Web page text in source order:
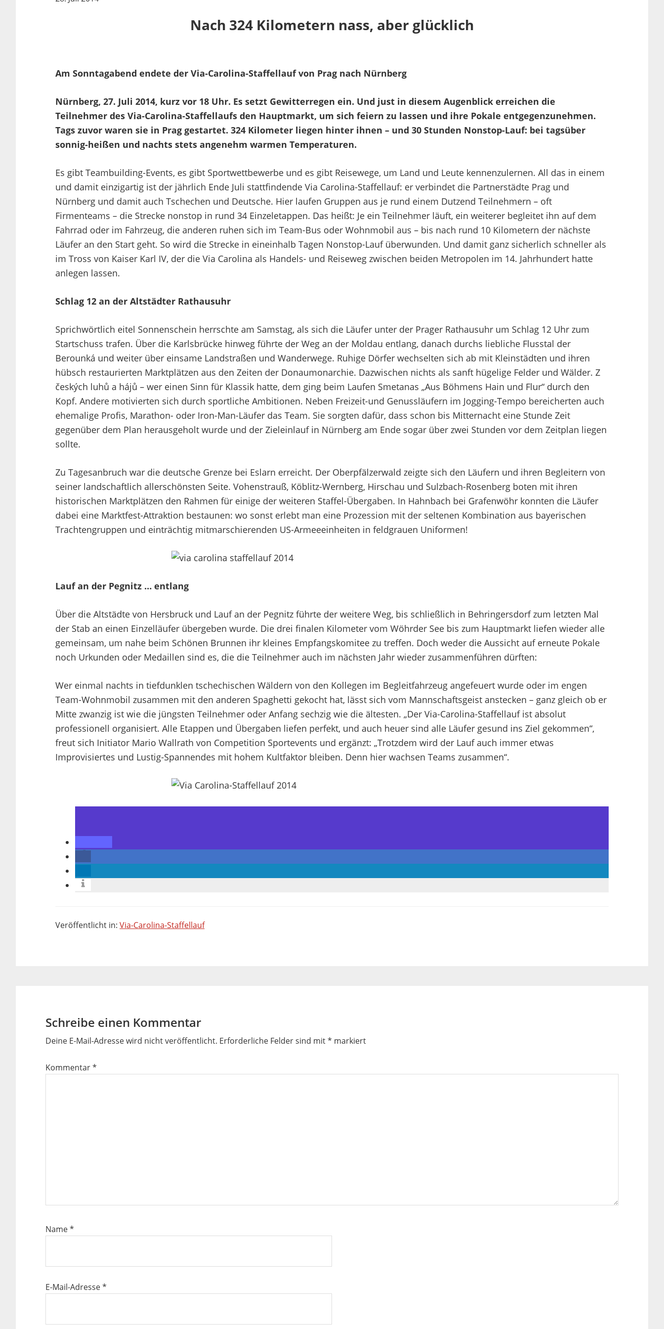
Nach 324 Kilometern nass, aber glücklich
Am Sonntagabend endete der Via-Carolina-Staffellauf von Prag nach Nürnberg
Nürnberg, 27. Juli 2014, kurz vor 18 Uhr. Es setzt Gewitterregen ein. Und just in diesem Augenblick erreichen die
Teilnehmer des Via-Carolina-Staffellaufs den Hauptmarkt, um sich feiern zu lassen und ihre Pokale entgegenzunehmen.
Tags zuvor waren sie in Prag gestartet. 324 Kilometer liegen hinter ihnen – und 30 Stunden Nonstop-Lauf: bei tagsüber
sonnig-heißen und nachts stets angenehm warmen Temperaturen.
Es gibt Teambuilding-Events, es gibt Sportwettbewerbe und es gibt Reisewege, um Land und Leute kennenzulernen. All das in einem
und damit einzigartig ist der jährlich Ende Juli stattfindende Via Carolina-Staffellauf: er verbindet die Partnerstädte Prag und
Nürnberg und damit auch Tschechen und Deutsche. Hier laufen Gruppen aus je rund einem Dutzend Teilnehmern – oft
Firmenteams – die Strecke nonstop in rund 34 Einzeletappen. Das heißt: Je ein Teilnehmer läuft, ein weiterer begleitet ihn auf dem
Fahrrad oder im Fahrzeug, die anderen ruhen sich im Team-Bus oder Wohnmobil aus – bis nach rund 10 Kilometern der nächste
Läufer an den Start geht. So wird die Strecke in eineinhalb Tagen Nonstop-Lauf überwunden. Und damit ganz sicherlich schneller als
im Tross von Kaiser Karl IV, der die Via Carolina als Handels- und Reiseweg zwischen beiden Metropolen im 14. Jahrhundert hatte
anlegen lassen.
Schlag 12 an der Altstädter Rathausuhr
Sprichwörtlich eitel Sonnenschein herrschte am Samstag, als sich die Läufer unter der Prager Rathausuhr um Schlag 12 Uhr zum
Startschuss trafen. Über die Karlsbrücke hinweg führte der Weg an der Moldau entlang, danach durchs liebliche Flusstal der
Berounká und weiter über einsame Landstraßen und Wanderwege. Ruhige Dörfer wechselten sich ab mit Kleinstädten und ihren
hübsch restaurierten Marktplätzen aus den Zeiten der Donaumonarchie. Dazwischen nichts als sanft hügelige Felder und Wälder. Z
českých luhů a hájů – wer einen Sinn für Klassik hatte, dem ging beim Laufen Smetanas „Aus Böhmens Hain und Flur“ durch den
Kopf. Andere motivierten sich durch sportliche Ambitionen. Neben Freizeit-und Genussläufern im Jogging-Tempo bereicherten auch
ehemalige Profis, Marathon- oder Iron-Man-Läufer das Team. Sie sorgten dafür, dass schon bis Mitternacht eine Stunde Zeit
gegenüber dem Plan herausgeholt wurde und der Zieleinlauf in Nürnberg am Ende sogar über zwei Stunden vor dem Zeitplan liegen
sollte.
Zu Tagesanbruch war die deutsche Grenze bei Eslarn erreicht. Der Oberpfälzerwald zeigte sich den Läufern und ihren Begleitern von
seiner landschaftlich allerschönsten Seite. Vohenstrauß, Köblitz-Wernberg, Hirschau und Sulzbach-Rosenberg boten mit ihren
historischen Marktplätzen den Rahmen für einige der weiteren Staffel-Übergaben. In Hahnbach bei Grafenwöhr konnten die Läufer
dabei eine Marktfest-Attraktion bestaunen: wo sonst erlebt man eine Prozession mit der seltenen Kombination aus bayerischen
Trachtengruppen und einträchtig mitmarschierenden US-Armeeeinheiten in feldgrauen Uniformen!
Lauf an der Pegnitz … entlang
Über die Altstädte von Hersbruck und Lauf an der Pegnitz führte der weitere Weg, bis schließlich in Behringersdorf zum letzten Mal
der Stab an einen Einzelläufer übergeben wurde. Die drei finalen Kilometer vom Wöhrder See bis zum Hauptmarkt liefen wieder alle
gemeinsam, um nahe beim Schönen Brunnen ihr kleines Empfangskomitee zu treffen. Doch weder die Aussicht auf erneute Pokale
noch Urkunden oder Medaillen sind es, die die Teilnehmer auch im nächsten Jahr wieder zusammenführen dürften:
Wer einmal nachts in tiefdunklen tschechischen Wäldern von den Kollegen im Begleitfahrzeug angefeuert wurde oder im engen
Team-Wohnmobil zusammen mit den anderen Spaghetti gekocht hat, lässt sich vom Mannschaftsgeist anstecken – ganz gleich ob er
Mitte zwanzig ist wie die jüngsten Teilnehmer oder Anfang sechzig wie die ältesten. „Der Via-Carolina-Staffellauf ist absolut
professionell organisiert. Alle Etappen und Übergaben liefen perfekt, und auch heuer sind alle Läufer gesund ins Ziel gekommen“,
freut sich Initiator Mario Wallrath von Competition Sportevents und ergänzt: „Trotzdem wird der Lauf auch immer etwas
Improvisiertes und Lustig-Spannendes mit hohem Kultfaktor bleiben. Denn hier wachsen Teams zusammen“.
Veröffentlicht in: Via-Carolina-Staffellauf
Schreibe einen Kommentar
Deine E-Mail-Adresse wird nicht veröffentlicht. Erforderliche Felder sind mit* markiert
Kommentar*
Name*
E-Mail-Adresse*